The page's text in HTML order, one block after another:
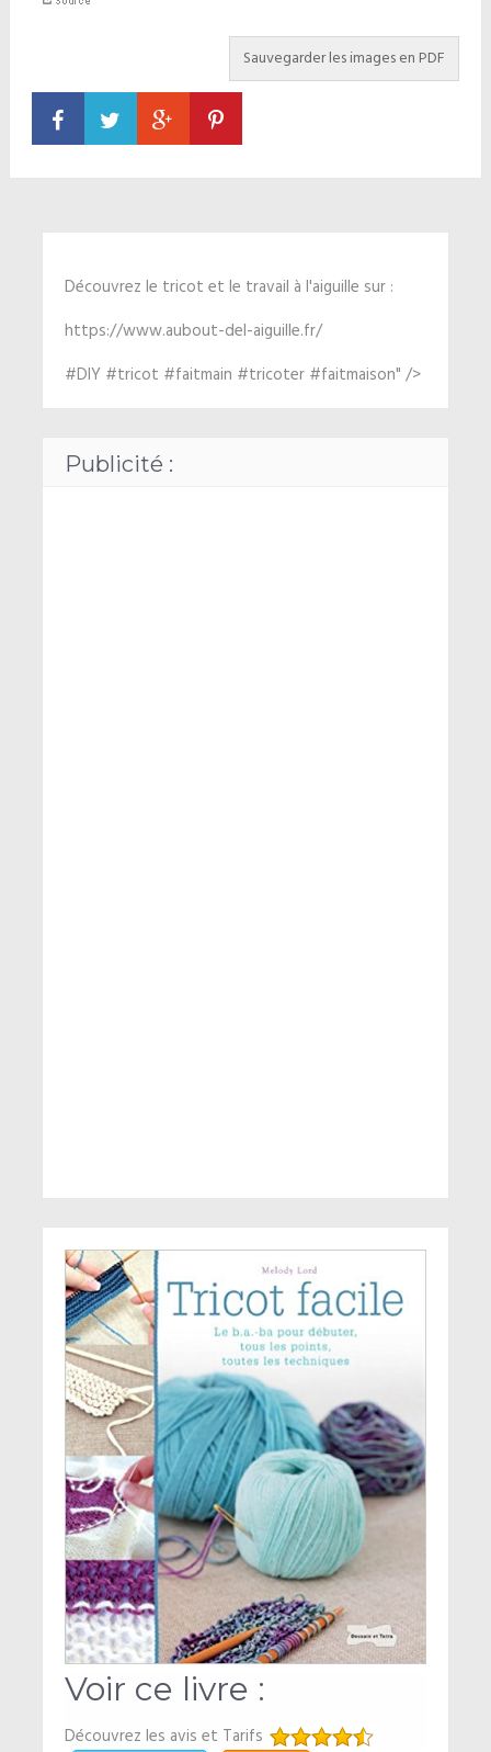
Découvrez le tricot et le travail à l'aiguille sur :
https://www.aubout-del-aiguille.fr/
#DIY #tricot #faitmain #tricoter #faitmaison" />
Publicité :
Voir ce livre :
Découvrez les avis et Tarifs